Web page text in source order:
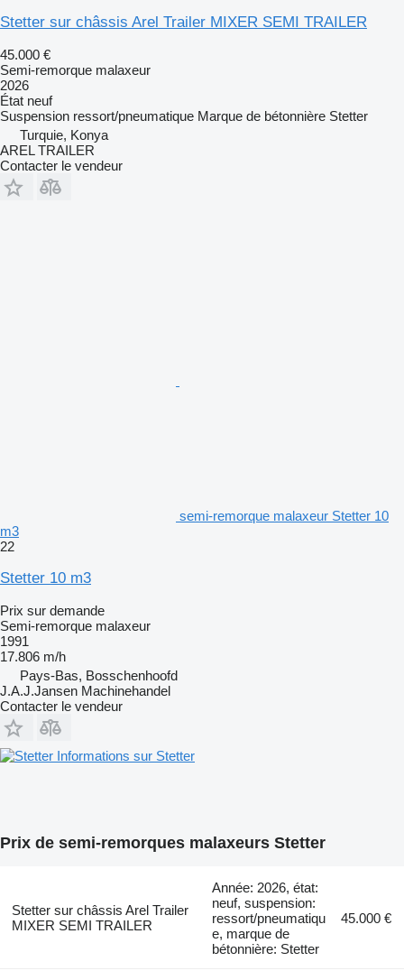
Stetter sur châssis Arel Trailer MIXER SEMI TRAILER
45.000 €
Semi-remorque malaxeur
2026
État neuf
Suspension ressort/pneumatique Marque de bétonnière Stetter
Turquie, Konya
AREL TRAILER
Contacter le vendeur
semi-remorque malaxeur Stetter 10
m3
22
Stetter 10 m3
Prix sur demande
Semi-remorque malaxeur
1991
17.806 m/h
Pays-Bas, Bosschenhoofd
J.A.J.Jansen Machinehandel
Contacter le vendeur
Informations sur Stetter
Prix de semi-remorques malaxeurs Stetter
Stetter sur châssis Arel Trailer
MIXER SEMI TRAILER
Année: 2026, état:
neuf, suspension:
ressort/pneumatiqu
e, marque de
bétonnière: Stetter
45.000 €